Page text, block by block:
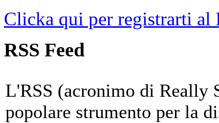
Clicka qui per registrarti al
RSS Feed
L'RSS (acronimo di Really
popolare strumento per la